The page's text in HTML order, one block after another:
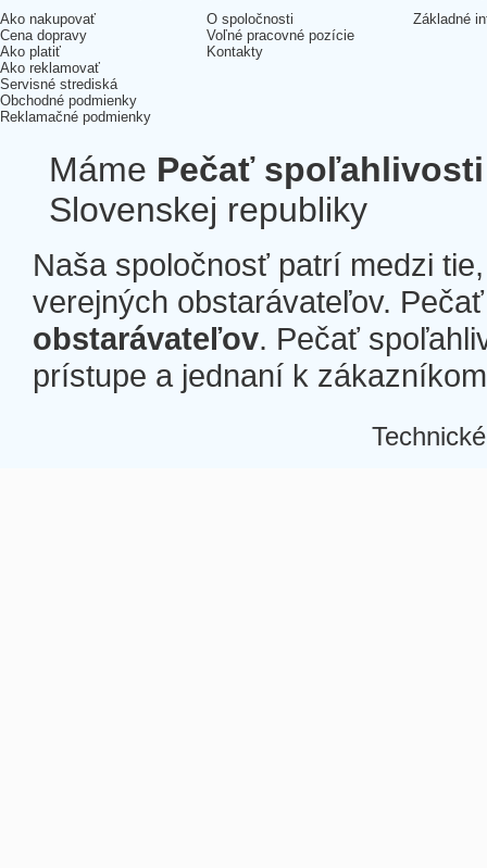
Ako nakupovať
Cena dopravy
Ako platiť
Ako reklamovať
Servisné strediská
Obchodné podmienky
Reklamačné podmienky
O spoločnosti
Voľné pracovné pozície
Kontakty
Základné
Máme Pečať spoľahlivosti
Slovenskej republiky
Naša spoločnosť patrí medzi
verejných obstarávateľov.
obstarávateľov. Pečať
prístupe a jednaní k